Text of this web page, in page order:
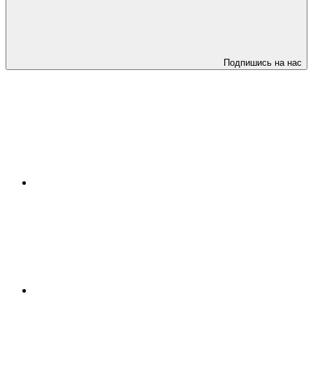
Подпишись на нас